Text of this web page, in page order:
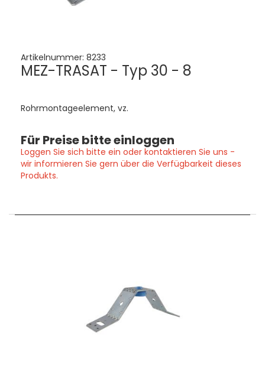
Artikelnummer: 8233
MEZ-TRASAT - Typ 30 - 8
Rohrmontageelement, vz.
Für Preise bitte einloggen
Loggen Sie sich bitte ein oder kontaktieren Sie uns -
wir informieren Sie gern über die Verfügbarkeit dieses
Produkts.